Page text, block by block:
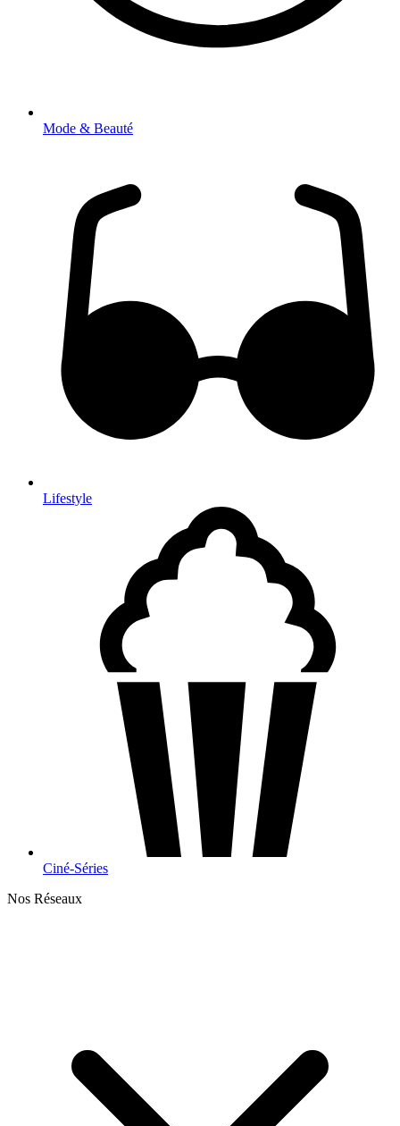
Mode & Beauté
Lifestyle
Ciné-Séries
Nos Réseaux